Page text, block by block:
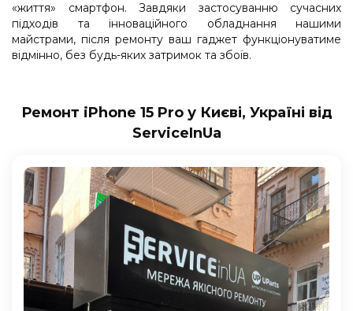
«життя» смартфон. Завдяки застосуванню сучасних
підходів та інноваційного обладнання нашими
майстрами, після ремонту ваш гаджет функціонуватиме
відмінно, без будь-яких затримок та збоїв.
Ремонт iPhone 15 Pro у Києві, Україні від
ServiceInUa